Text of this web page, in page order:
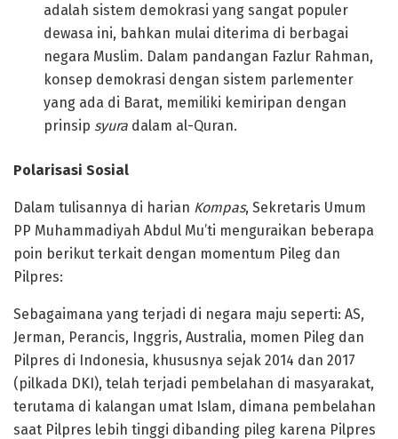
adalah sistem demokrasi yang sangat populer
dewasa ini, bahkan mulai diterima di berbagai
negara Muslim. Dalam pandangan Fazlur Rahman,
konsep demokrasi dengan sistem parlementer
yang ada di Barat, memiliki kemiripan dengan
prinsip syura dalam al-Quran.
Polarisasi Sosial
Dalam tulisannya di harian Kompas, Sekretaris Umum
PP Muhammadiyah Abdul Mu’ti menguraikan beberapa
poin berikut terkait dengan momentum Pileg dan
Pilpres:
Sebagaimana yang terjadi di negara maju seperti: AS,
Jerman, Perancis, Inggris, Australia, momen Pileg dan
Pilpres di Indonesia, khususnya sejak 2014 dan 2017
(pilkada DKI), telah terjadi pembelahan di masyarakat,
terutama di kalangan umat Islam, dimana pembelahan
saat Pilpres lebih tinggi dibanding pileg karena Pilpres